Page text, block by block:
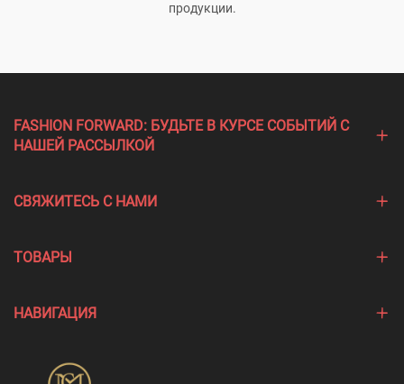
продукции.
FASHION FORWARD: БУДЬТЕ В КУРСЕ СОБЫТИЙ С
НАШЕЙ РАССЫЛКОЙ
СВЯЖИТЕСЬ С НАМИ
ТОВАРЫ
НАВИГАЦИЯ